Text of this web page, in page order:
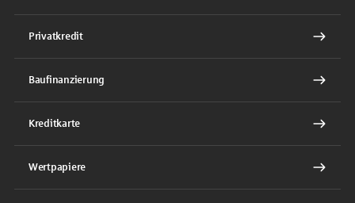
Privatkredit
Baufinanzierung
Kreditkarte
Wertpapiere